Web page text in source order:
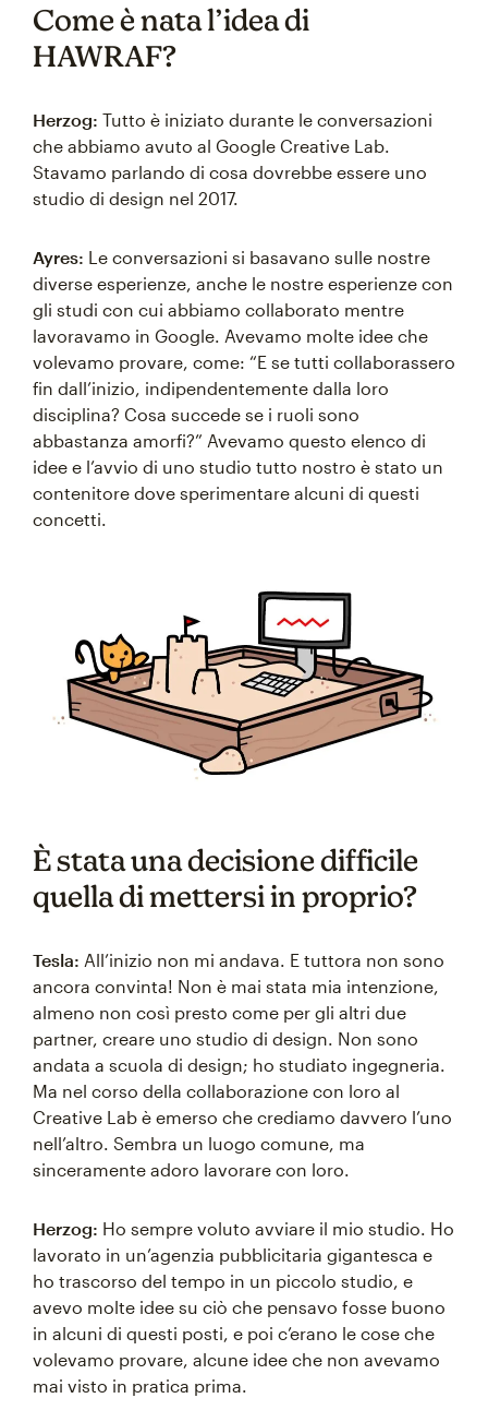
Come è nata l’idea di
HAWRAF?
Herzog: Tutto è iniziato durante le conversazioni
che abbiamo avuto al Google Creative Lab.
Stavamo parlando di cosa dovrebbe essere uno
studio di design nel 2017.
Ayres: Le conversazioni si basavano sulle nostre
diverse esperienze, anche le nostre esperienze con
gli studi con cui abbiamo collaborato mentre
lavoravamo in Google. Avevamo molte idee che
volevamo provare, come: “E se tutti collaborassero
fin dall’inizio, indipendentemente dalla loro
disciplina? Cosa succede se i ruoli sono
abbastanza amorfi?” Avevamo questo elenco di
idee e l’avvio di uno studio tutto nostro è stato un
contenitore dove sperimentare alcuni di questi
concetti.
È stata una decisione difficile
quella di mettersi in proprio?
Tesla: All’inizio non mi andava. E tuttora non sono
ancora convinta! Non è mai stata mia intenzione,
almeno non così presto come per gli altri due
partner, creare uno studio di design. Non sono
andata a scuola di design; ho studiato ingegneria.
Ma nel corso della collaborazione con loro al
Creative Lab è emerso che crediamo davvero l’uno
nell’altro. Sembra un luogo comune, ma
sinceramente adoro lavorare con loro.
Herzog: Ho sempre voluto avviare il mio studio. Ho
lavorato in un’agenzia pubblicitaria gigantesca e
ho trascorso del tempo in un piccolo studio, e
avevo molte idee su ciò che pensavo fosse buono
in alcuni di questi posti, e poi c’erano le cose che
volevamo provare, alcune idee che non avevamo
mai visto in pratica prima.